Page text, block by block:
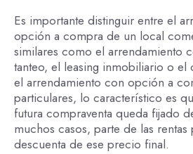
Es importante distinguir entre el
opción a compra de un local
similares como el arrendamiento
tanteo, el leasing inmobiliario o el
el arrendamiento con opción a
particulares, lo característico es
futura compraventa queda fijado
muchos casos, parte de las rentas
descuenta de ese precio final.